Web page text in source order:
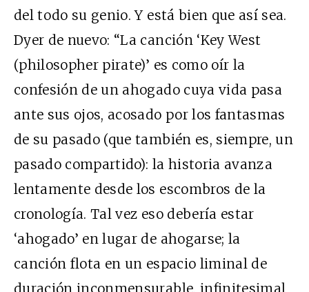
del todo su genio. Y está bien que así sea.
Dyer de nuevo: “La canción ‘Key West
(philosopher pirate)’ es como oír la
confesión de un ahogado cuya vida pasa
ante sus ojos, acosado por los fantasmas
de su pasado (que también es, siempre, un
pasado compartido): la historia avanza
lentamente desde los escombros de la
cronología. Tal vez eso debería estar
‘ahogado’ en lugar de ahogarse; la
canción flota en un espacio liminal de